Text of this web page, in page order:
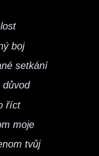
boj
setkání
důvod
říct
moje
tvůj